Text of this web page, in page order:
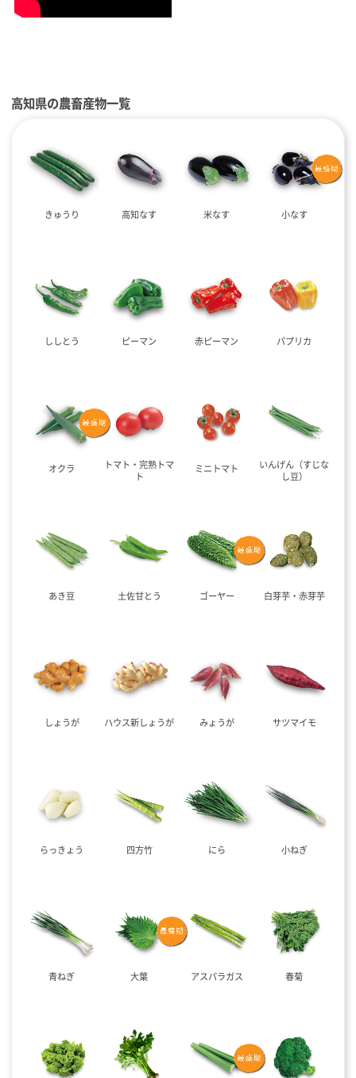
高知県の農畜産物一覧
きゅうり 高知なす 米なす 小なす
ししとう ピーマン 赤ピーマン パプリカ
オクラ
トマト・完熟トマ
ト
ミニトマト
いんげん（すじな
し豆）
あき豆 土佐甘とう ゴーヤー 白芽芋・赤芽芋
しょうが ハウス新しょうが みょうが サツマイモ
らっきょう 四方竹 にら 小ねぎ
青ねぎ 大葉 アスパラガス 春菊